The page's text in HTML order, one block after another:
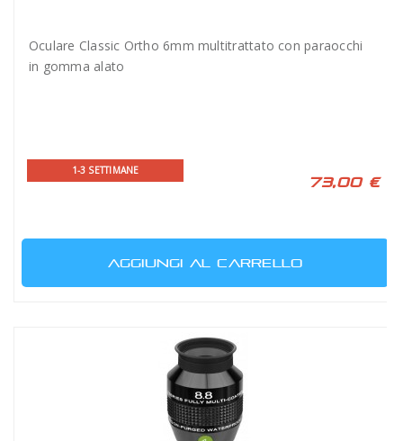
Oculare Classic Ortho 6mm multitrattato con paraocchi
in gomma alato
1-3 SETTIMANE
73,00 €
AGGIUNGI AL CARRELLO